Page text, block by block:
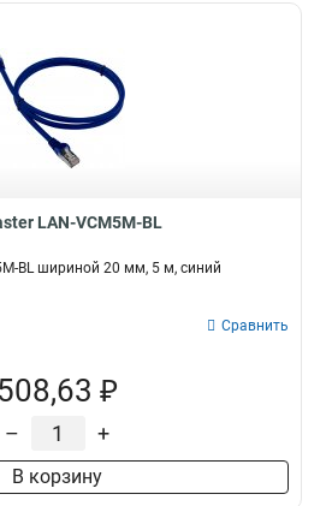
LAN-VCM5M-BL
BL шириной 20 мм, 5 м, синий
Сравнить
508,63 ₽
– +
В корзину